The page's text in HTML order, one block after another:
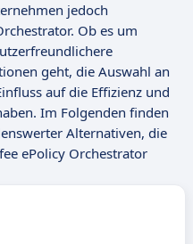
jedoch
Ob es um
geht, die Auswahl an
auf die Effizienz und
Im Folgenden finden
Alternativen, die
ePolicy Orchestrator